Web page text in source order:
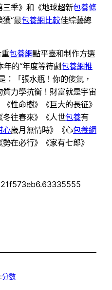
季》和《地球超新包養條
獲“最包養網比較佳綜藝總
包養網點平臺和制作方選
的“年度等待劇包養網推
：「張水瓶！你的傻氣，
質力學抗衡！財富就是宇宙
性命樹》《巨大的長征》
冬往春來》《人世包養有
心歲月無情時》《心包養網
在必行》《家有七郎》
分數